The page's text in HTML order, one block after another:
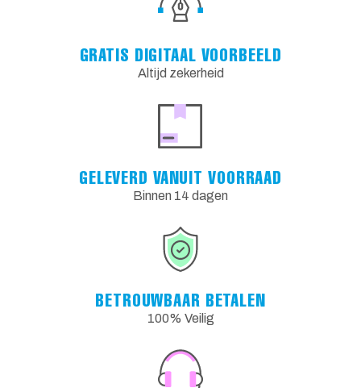
GRATIS DIGITAAL VOORBEELD
Altijd zekerheid
GELEVERD VANUIT VOORRAAD
Binnen 14 dagen
BETROUWBAAR BETALEN
100% Veilig